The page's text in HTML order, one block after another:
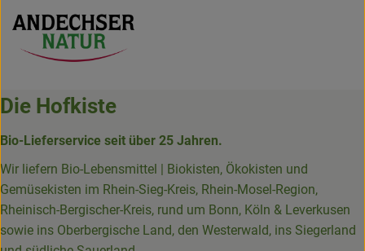
Die Hofkiste
Bio-Lieferservice seit über 25 Jahren.
Wir liefern Bio-Lebensmittel | Biokisten, Ökokisten und
Gemüsekisten im Rhein-Sieg-Kreis, Rhein-Mosel-Region,
Rheinisch-Bergischer-Kreis, rund um Bonn, Köln & Leverkusen
sowie ins Oberbergische Land, den Westerwald, ins Siegerland